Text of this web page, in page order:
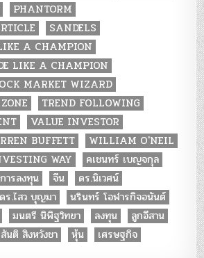
PHANTORM
SANDELS
A CHAMPION
LIKE A CHAMPION
MARKET WIZARD
TREND FOLLOWING
VALUE INVESTOR
BUFFETT
WILLIAM O'NEIL
WAY
คเชนทร์ เบญจกุล
ารลงทุน จีน
ดร.นิเวศน์
ดร.ไสว บุญมา
นรินทร์ โอฬารกิจอนันต์
มนตรี นิพิฐวิทยา ลงทุน
ลูกอีสาน
สันติ สิงหวังชา หุ้น
เศรษฐกิจ